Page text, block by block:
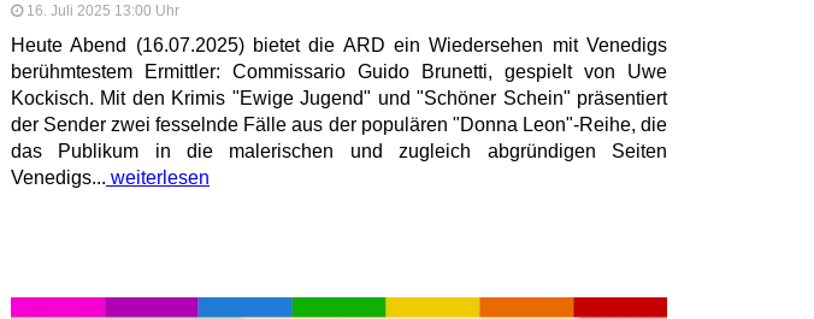
16. Juli 2025 13:00 Uhr
Heute Abend (16.07.2025) bietet die ARD ein Wiedersehen mit Venedigs
berühmtestem Ermittler: Commissario Guido Brunetti, gespielt von Uwe
Kockisch. Mit den Krimis "Ewige Jugend" und "Schöner Schein" präsentiert
der Sender zwei fesselnde Fälle aus der populären "Donna Leon"-Reihe, die
das Publikum in die malerischen und zugleich abgründigen Seiten
Venedigs... weiterlesen